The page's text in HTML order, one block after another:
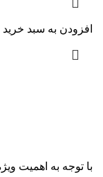
افزودن به سبد خرید
با توجه به اهمیت